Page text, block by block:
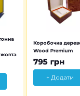
Коробочка
Wood Premium
795 грн
+ Додати